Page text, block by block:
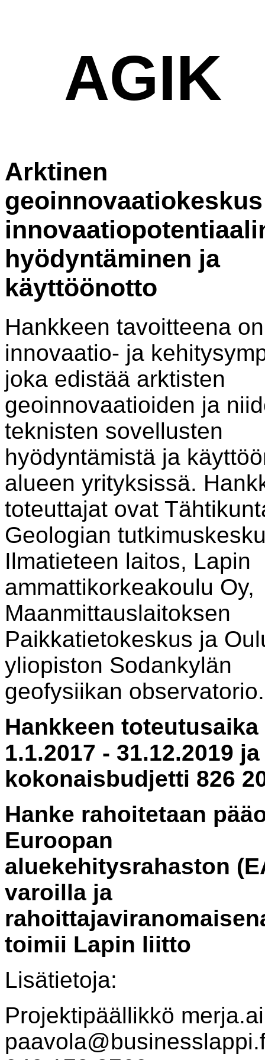
AGIK
Arktinen
hyödyntäminen ja
käyttöönotto
Hankkeen tavoitteena
innovaatio- ja
joka edistää arktisten
geoinnovaatioiden ja
teknisten sovellusten
hyödyntämistä ja
alueen yrityksissä.
toteuttajat ovat
Geologian
Ilmatieteen laitos, Lapin
ammattikorkeakoulu Oy,
Maanmittauslaitoksen
Paikkatietokeskus ja
yliopiston Sodankylän
geofysiikan observatorio.
Hankkeen toteutusaika
1.1.2017 - 31.12.2019 ja
kokonaisbudjetti 826
Hanke rahoitetaan
Euroopan
aluekehitysrahaston
varoilla ja
toimii Lapin liitto
Lisätietoja:
Projektipäällikkö